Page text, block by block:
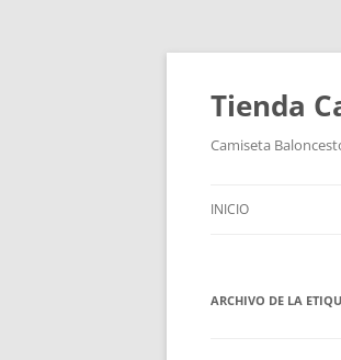
Tienda
Camiseta
INICIO
ARCHIVO DE LA